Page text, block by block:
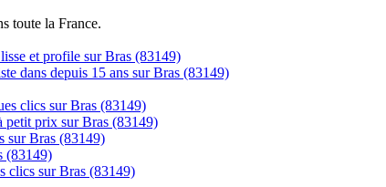
toute la France.
et profile sur Bras (83149)
dans depuis 15 ans sur Bras (83149)
clics sur Bras (83149)
petit prix sur Bras (83149)
sur Bras (83149)
(83149)
clics sur Bras (83149)